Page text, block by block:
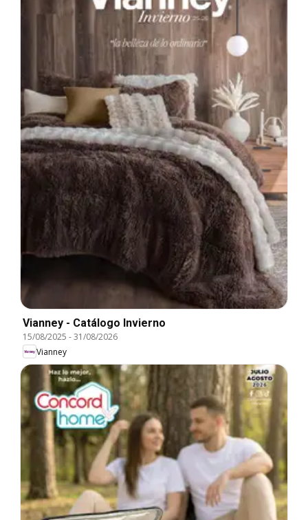
Vianney - Catálogo Invierno
15/08/2025 -31/08/2026
Vianney